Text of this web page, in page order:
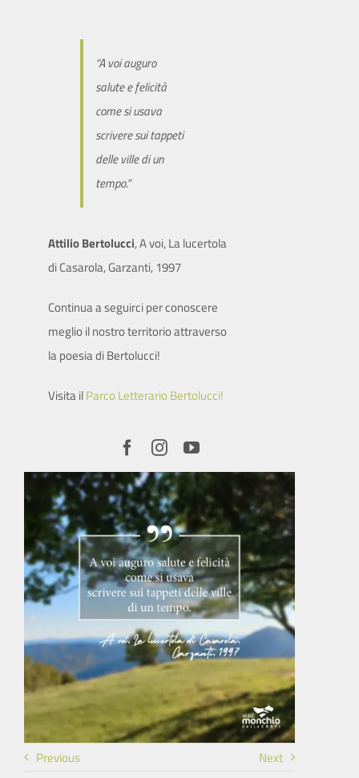
“A voi auguro
salute e felicità
come si usava
scrivere sui tappeti
delle ville di un
tempo.”
Attilio Bertolucci, A voi, La lucertola
di Casarola, Garzanti, 1997
Continua a seguirci per conoscere
meglio il nostro territorio attraverso
la poesia di Bertolucci!
Visita ilParco Letterario Bertolucci!
Previous Next